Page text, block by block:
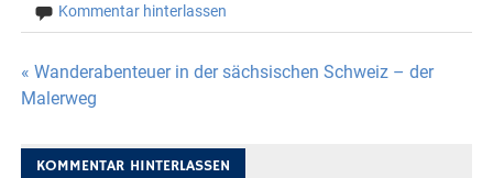
Kommentar hinterlassen
Beitragsnavigation
« Wanderabenteuer in der sächsischen Schweiz – der
Malerweg
KOMMENTAR HINTERLASSEN